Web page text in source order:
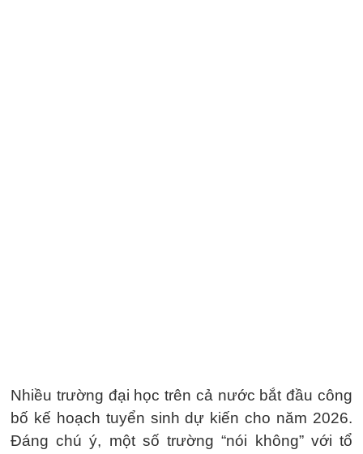
Nhiều trường đại học trên cả nước bắt đầu công
bố kế hoạch tuyển sinh dự kiến cho năm 2026.
Đáng chú ý, một số trường “nói không” với tổ